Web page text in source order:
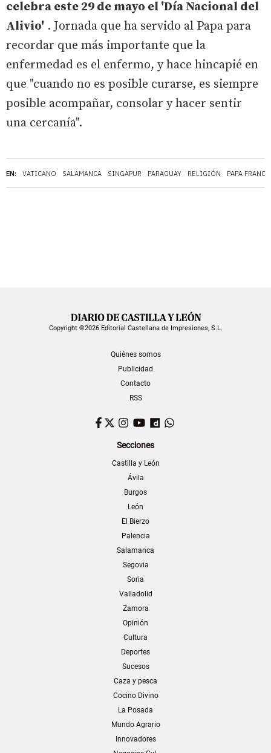
EN: VATICANO SALAMANCA SINGAPUR PARAGUAY RELIGIÓN PAPA
celebra este 29 de mayo el 'Día Nacional del
Alivio' . Jornada que ha servido al Papa para
recordar que más importante que la
enfermedad es el enfermo, y hace hincapié en
que "cuando no es posible curarse, es siempre
posible acompañar, consolar y hacer sentir
una cercanía".
Copyright ©2026 Editorial Castellana de Impresiones, S.L.
Quiénes somos
Publicidad
Contacto
RSS
Facebook
TwitterInstagram
YouTubeDailymotion
Secciones
Castilla y León
Ávila
Burgos
León
El Bierzo
Palencia
Salamanca
Segovia
Soria
Valladolid
Zamora
Opinión
Cultura
Deportes
Sucesos
Caza y pesca
Cocino Divino
La Posada
Mundo Agrario
Innovadores